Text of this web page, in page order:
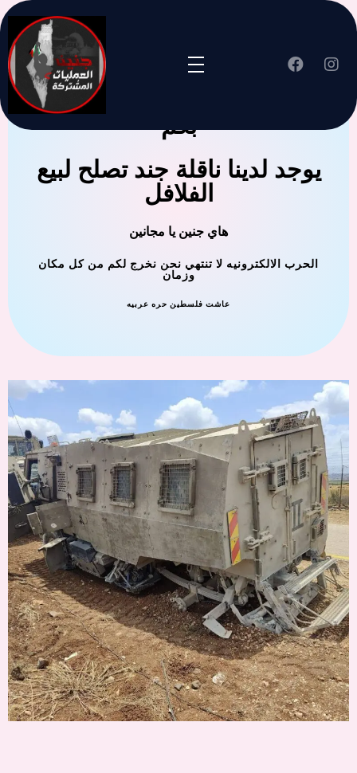
جنين العملية المشتركة ترحب
بكم
يوجد لدينا ناقلة جند تصلح لبيع
الفلافل
هاي جنين يا مجانين
الحرب الالكترونيه لا تنتهي نحن نخرج لكم من كل مكان
وزمان
عاشت فلسطين حره عربيه